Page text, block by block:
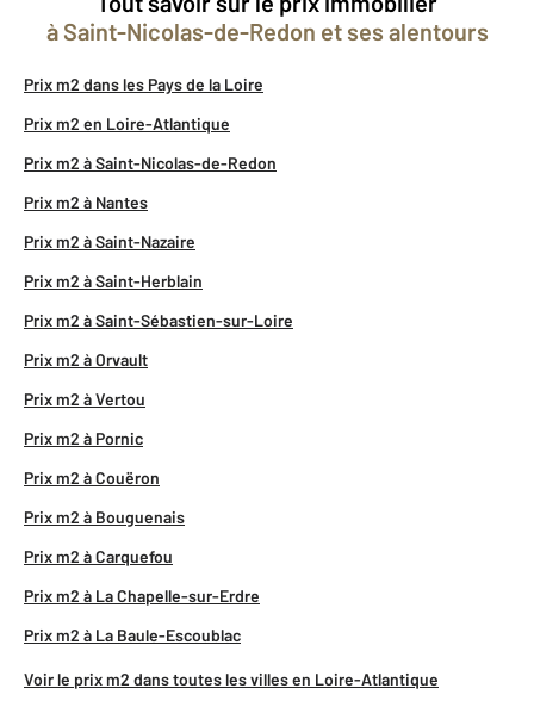
à Saint-Nicolas-de-Redon et ses alentours
Prix m2 dans les Pays de la Loire
Prix m2 en Loire-Atlantique
Prix m2 à Saint-Nicolas-de-Redon
Prix m2 à Nantes
Prix m2 à Saint-Nazaire
Prix m2 à Saint-Herblain
Prix m2 à Saint-Sébastien-sur-Loire
Prix m2 à Orvault
Prix m2 à Vertou
Prix m2 à Pornic
Prix m2 à Couëron
Prix m2 à Bouguenais
Prix m2 à Carquefou
Prix m2 à La Chapelle-sur-Erdre
Prix m2 à La Baule-Escoublac
Voir le prix m2 dans toutes les villes en Loire-Atlantique